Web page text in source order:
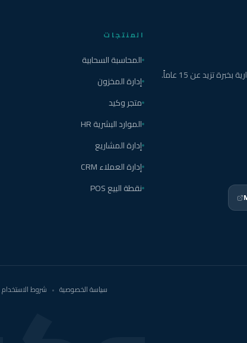
تزيد عن 15 عاماً.
المنتجات
المحاسبة السحابية
إدارة المخزون
متجر وكيد
الموارد البشرية HR
إدارة المشاريع
إدارة العملاء CRM
نقطة البيع POS
سياسة الخصوصية • شروط الاستخدام